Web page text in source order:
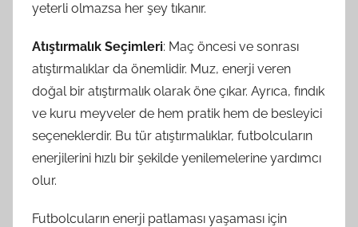
yeterli olmazsa her şey tıkanır.
Atıştırmalık Seçimleri: Maç öncesi ve sonrası
atıştırmalıklar da önemlidir. Muz, enerji veren
doğal bir atıştırmalık olarak öne çıkar. Ayrıca, fındık
ve kuru meyveler de hem pratik hem de besleyici
seçeneklerdir. Bu tür atıştırmalıklar, futbolcuların
enerjilerini hızlı bir şekilde yenilemelerine yardımcı
olur.
Futbolcuların enerji patlaması yaşaması için